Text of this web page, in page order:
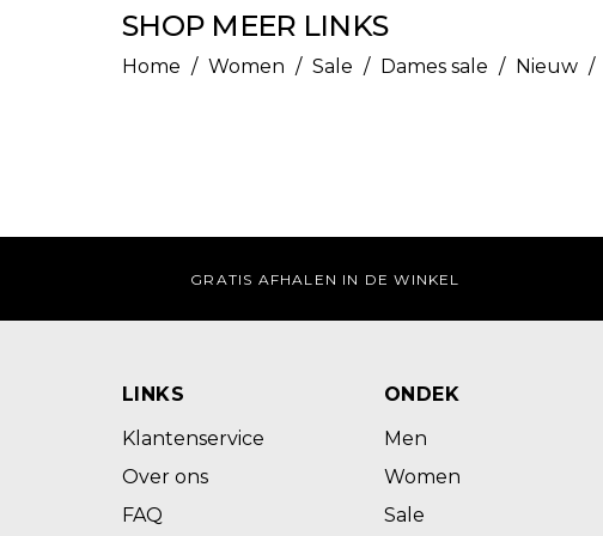
SHOP MEER LINKS
Home / Women / Sale / Dames sale / Nieuw /
GRATIS AFHALEN IN DE WINKEL
LINKS
Klantenservice
Over ons
FAQ
ONDEK
Men
Women
Sale